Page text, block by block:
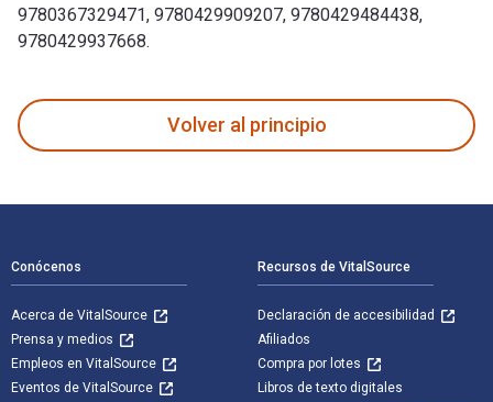
9780367329471, 9780429909207, 9780429484438,
9780429937668.
Volver al principio
Conócenos
Acerca de VitalSource
Prensa y medios
Empleos en VitalSource
Eventos de VitalSource
Recursos de VitalSource
Declaración de accesibilidad
Afiliados
Compra por lotes
Libros de texto digitales